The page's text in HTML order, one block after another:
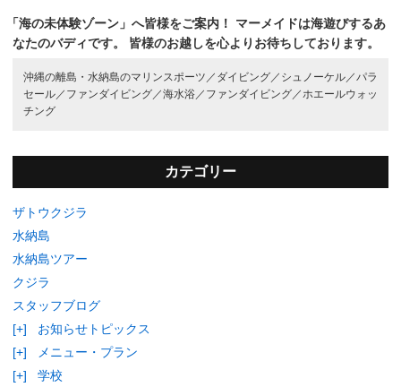
「海の未体験ゾーン」へ皆様をご案内！
なたのバディです。
セール／ファンダイビング／
チング